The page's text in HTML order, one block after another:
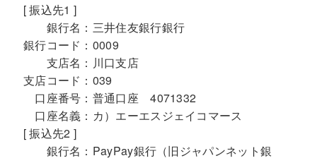
[ 振込先1 ]
銀行名： 三井住友銀行銀行
銀行コード： 0009
支店名： 川口支店
支店コード： 039
口座番号： 普通口座 4071332
口座名義： カ）エーエスジェイコマース
[ 振込先2 ]
銀行名： PayPay銀行（旧ジャパンネット銀